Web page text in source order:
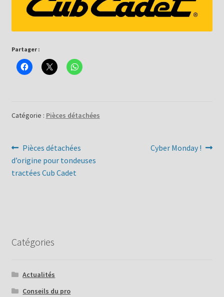
Partager :
Catégorie : Pièces détachées
Navigation
de
Article
précédent :
Pièces détachées
d’origine pour tondeuses
tractées Cub Cadet
Article
Cyber Monday !
Catégories
Actualités
Conseils du pro